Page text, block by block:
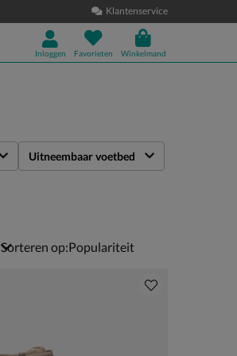
Klantenservice
Inloggen Favorieten Winkelmand
Uitneembaar voetbed
Sorteren op: